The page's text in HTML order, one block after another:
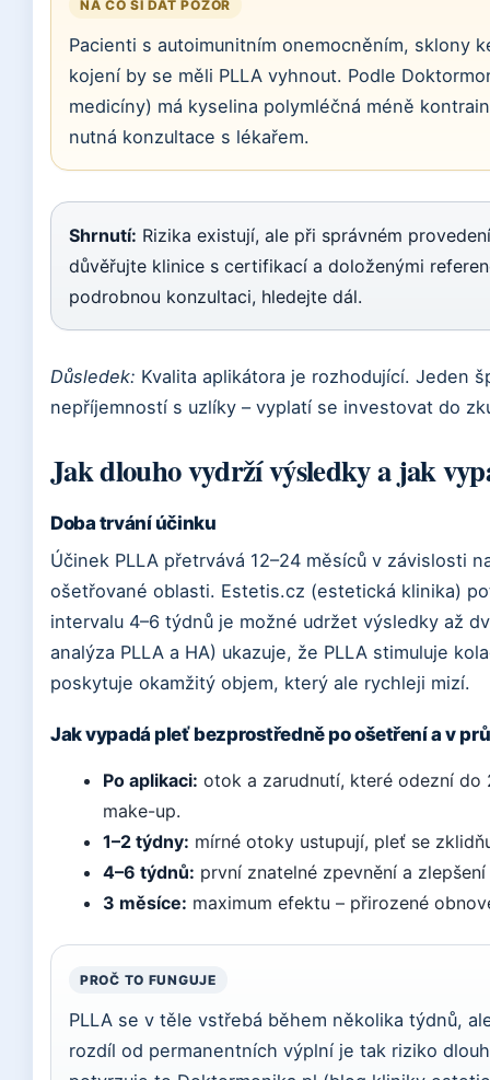
NA CO SI DÁT POZOR
Pacienti s autoimunitním onemocněním, sklony
kojení by se měli PLLA vyhnout. Podle
medicíny) má kyselina polymléčná méně
nutná konzultace s lékařem.
Shrnutí: Rizika existují, ale při správném
důvěřujte klinice s certifikací a doloženými
podrobnou konzultaci, hledejte dál.
Důsledek: Kvalita aplikátora je rozhodující. Jeden
nepříjemností s uzlíky – vyplatí se investovat do
Jak dlouho vydrží výsledky a jak
Doba trvání účinku
Účinek PLLA přetrvává 12–24 měsíců v závislosti
ošetřované oblasti. Estetis.cz (estetická klinika)
intervalu 4–6 týdnů je možné udržet výsledky až
analýza PLLA a HA) ukazuje, že PLLA stimuluje
poskytuje okamžitý objem, který ale rychleji mizí.
Jak vypadá pleť bezprostředně po ošetření a v
Po aplikaci: otok a zarudnutí, které odezní do
make-up.
1–2 týdny: mírné otoky ustupují, pleť se
4–6 týdnů: první znatelné zpevnění a
3 měsíce: maximum efektu – přirozené
PROČ TO FUNGUJE
PLLA se v těle vstřebá během několika týdnů,
rozdíl od permanentních výplní je tak riziko